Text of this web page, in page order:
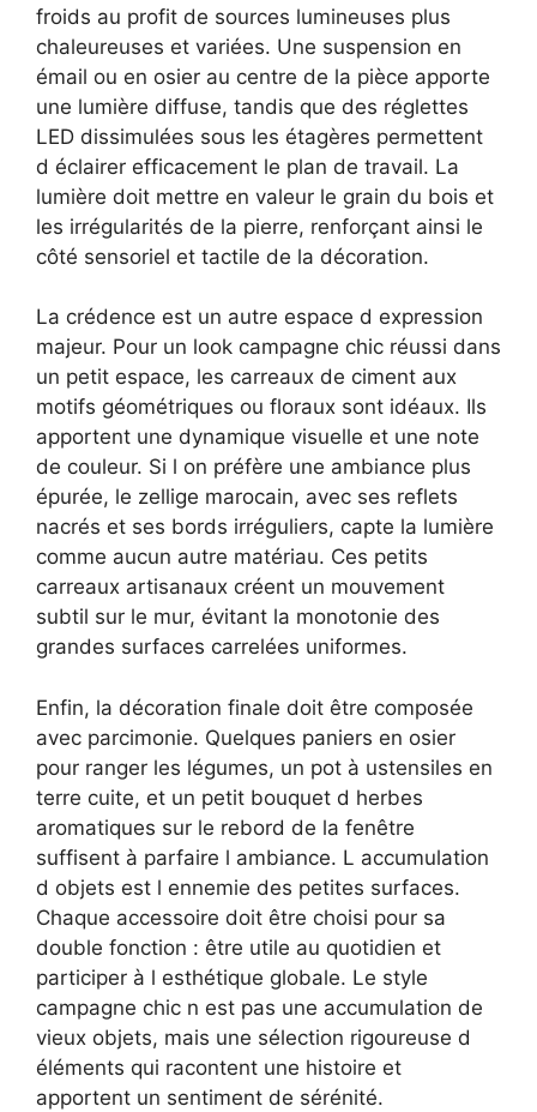
froids au profit de sources lumineuses plus
chaleureuses et variées. Une suspension en
émail ou en osier au centre de la pièce apporte
une lumière diffuse, tandis que des réglettes
LED dissimulées sous les étagères permettent
d éclairer efficacement le plan de travail. La
lumière doit mettre en valeur le grain du bois et
les irrégularités de la pierre, renforçant ainsi le
côté sensoriel et tactile de la décoration.
La crédence est un autre espace d expression
majeur. Pour un look campagne chic réussi dans
un petit espace, les carreaux de ciment aux
motifs géométriques ou floraux sont idéaux. Ils
apportent une dynamique visuelle et une note
de couleur. Si l on préfère une ambiance plus
épurée, le zellige marocain, avec ses reflets
nacrés et ses bords irréguliers, capte la lumière
comme aucun autre matériau. Ces petits
carreaux artisanaux créent un mouvement
subtil sur le mur, évitant la monotonie des
grandes surfaces carrelées uniformes.
Enfin, la décoration finale doit être composée
avec parcimonie. Quelques paniers en osier
pour ranger les légumes, un pot à ustensiles en
terre cuite, et un petit bouquet d herbes
aromatiques sur le rebord de la fenêtre
suffisent à parfaire l ambiance. L accumulation
d objets est l ennemie des petites surfaces.
Chaque accessoire doit être choisi pour sa
double fonction : être utile au quotidien et
participer à l esthétique globale. Le style
campagne chic n est pas une accumulation de
vieux objets, mais une sélection rigoureuse d
éléments qui racontent une histoire et
apportent un sentiment de sérénité.